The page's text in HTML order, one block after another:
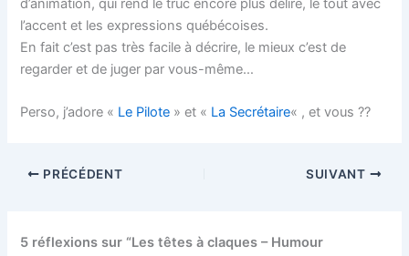
d’animation, qui rend le truc encore plus délire, le tout avec
l’accent et les expressions québécoises.
En fait c’est pas très facile à décrire, le mieux c’est de
regarder et de juger par vous-même…
Perso, j’adore « Le Pilote » et « La Secrétaire« , et vous ??
PRÉCÉDENT SUIVANT
5 réflexions sur “Les têtes à claques – Humour